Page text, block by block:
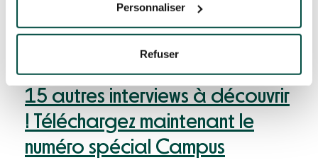
Personnaliser
Refuser
15 autres interviews à découvrir
! Téléchargez maintenant le
numéro spécial Campus